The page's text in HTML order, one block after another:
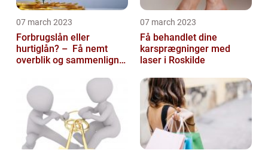
07 march 2023
Forbrugslån eller
hurtiglån? – Få nemt
overblik og sammenlign
07 march 2023
Få behandlet dine
karsprægninger med
laser i Roskilde